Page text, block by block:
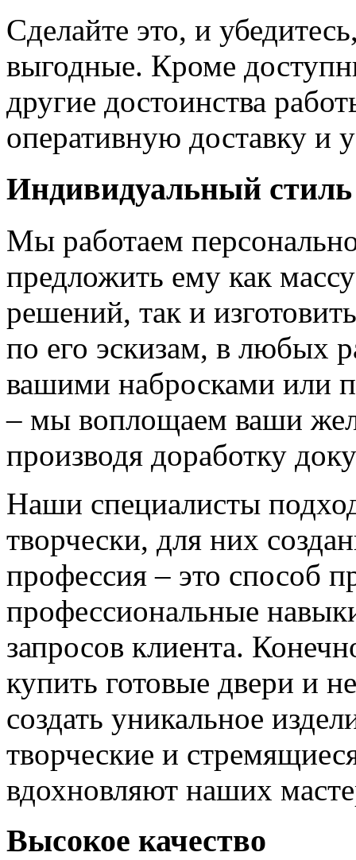
Сделайте это, и
выгодные. Кроме
другие достоинства
оперативную доставку и
Индивидуальный стиль
Мы работаем
предложить ему как
решений, так и
по его эскизам, в любых
вашими набросками или
– мы воплощаем ваши
производя доработку
Наши специалисты
творчески, для них
профессия – это способ
профессиональные
запросов клиента.
купить готовые двери и
создать уникальное
творческие и
вдохновляют наших
Высокое качество